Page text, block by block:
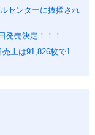
センターに抜擢され
発売決定！！！
上は91,826枚で1